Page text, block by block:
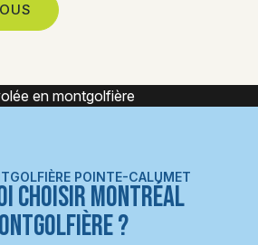
montgolfière
POINTE-CALUMET
CHOISIR MONTRÉAL
?